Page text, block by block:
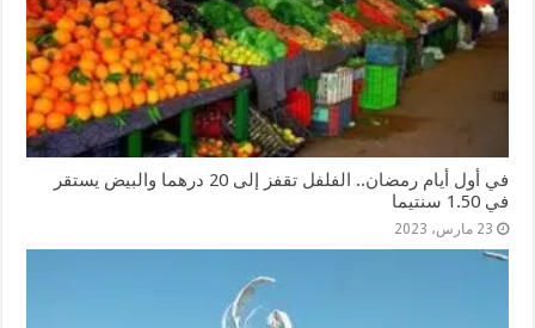
في أول أيام رمضان.. الفلفل تقفز إلى 20 درهما والبيض يستقر
في 1.50 سنتيما
23 مارس، 2023